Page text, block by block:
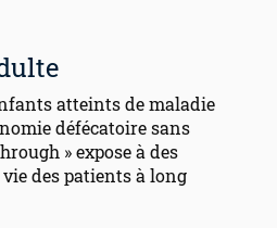
atteints de maladie
défécatoire sans
» expose à des
des patients à long